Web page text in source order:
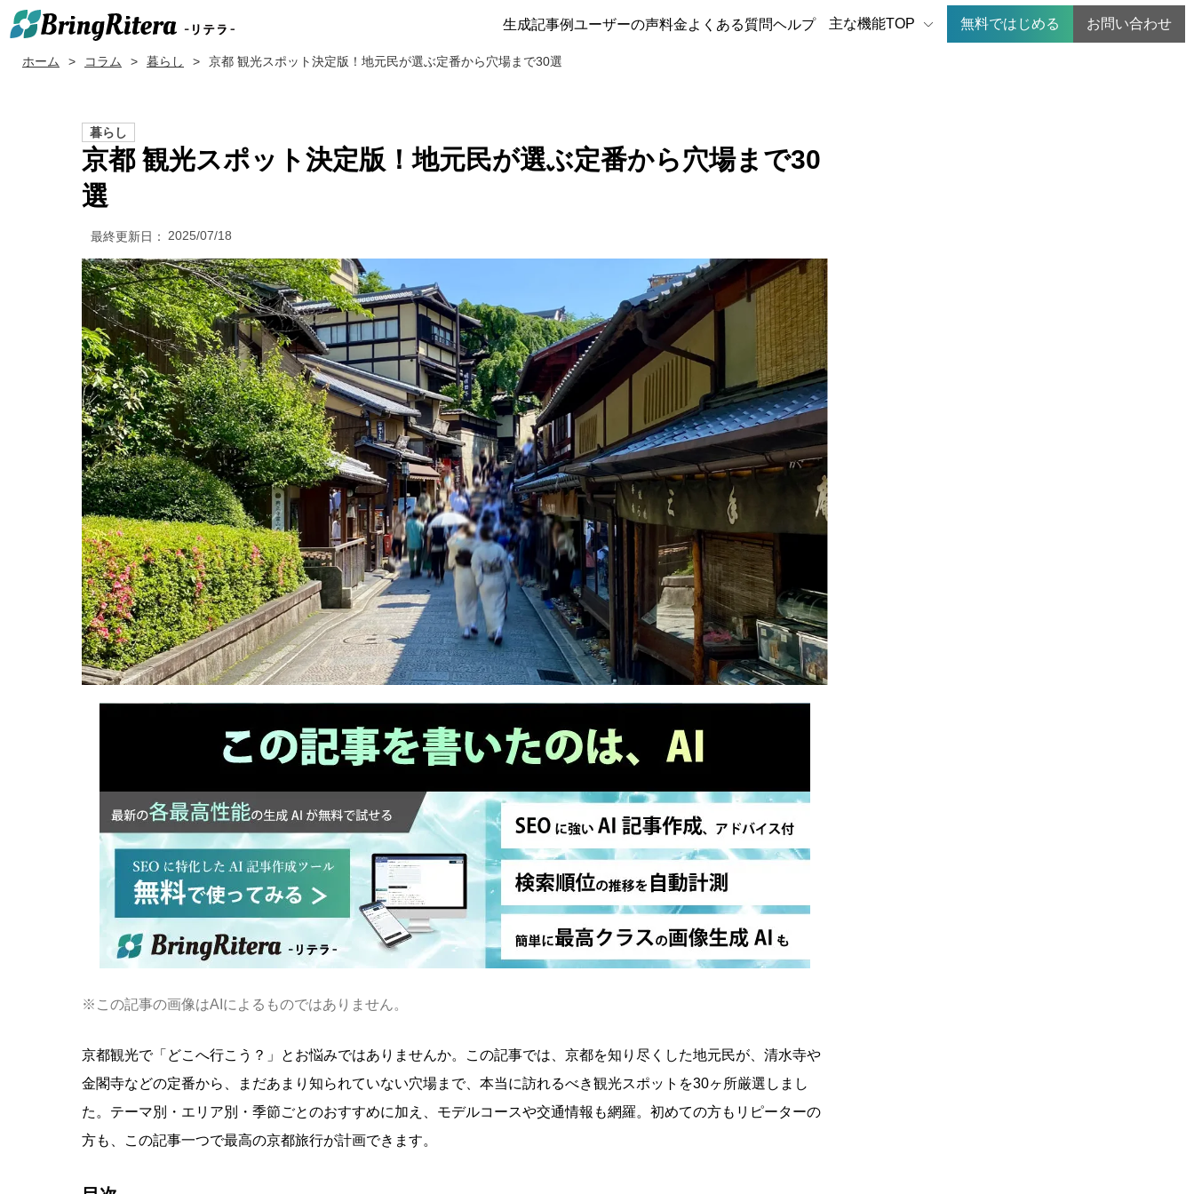
生成記事例ユーザーの声料金よくある質問ヘルプ 主な機能TOP 無料ではじめる お問い合わせ
ホーム コラム 暮らし 京都 観光スポット決定版！地元民が選ぶ定番から穴場まで30選
暮らし
京都 観光スポット決定版！地元民が選ぶ定番から穴場まで30
選
最終更新日： 2025/07/18
※この記事の画像はAIによるものではありません。
京都観光で「どこへ行こう？」とお悩みではありませんか。この記事では、京都を知り尽くした地元民が、清水寺や
金閣寺などの定番から、まだあまり知られていない穴場まで、本当に訪れるべき観光スポットを30ヶ所厳選しまし
た。テーマ別・エリア別・季節ごとのおすすめに加え、モデルコースや交通情報も網羅。初めての方もリピーターの
方も、この記事一つで最高の京都旅行が計画できます。